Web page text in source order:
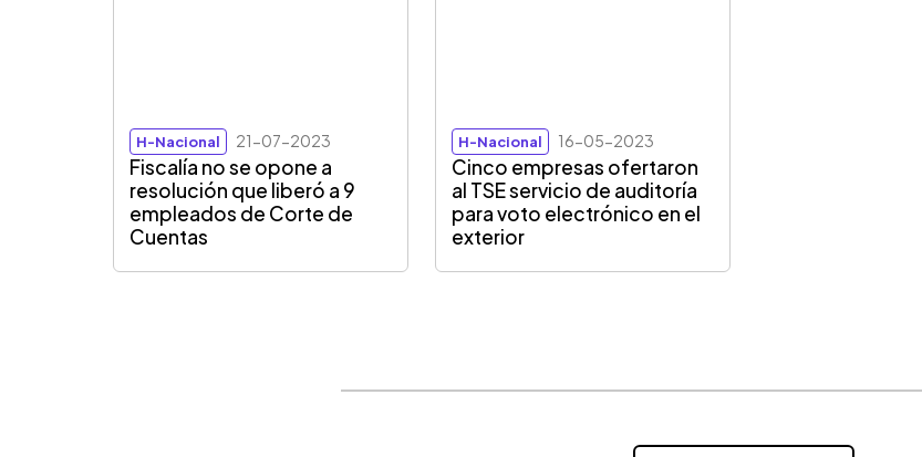
H-Nacional 21-07-2023
Fiscalía no se opone a
resolución que liberó a 9
empleados de Corte de
Cuentas
H-Nacional 16-05-2023
Cinco empresas ofertaron
al TSE servicio de auditoría
para voto electrónico en el
exterior